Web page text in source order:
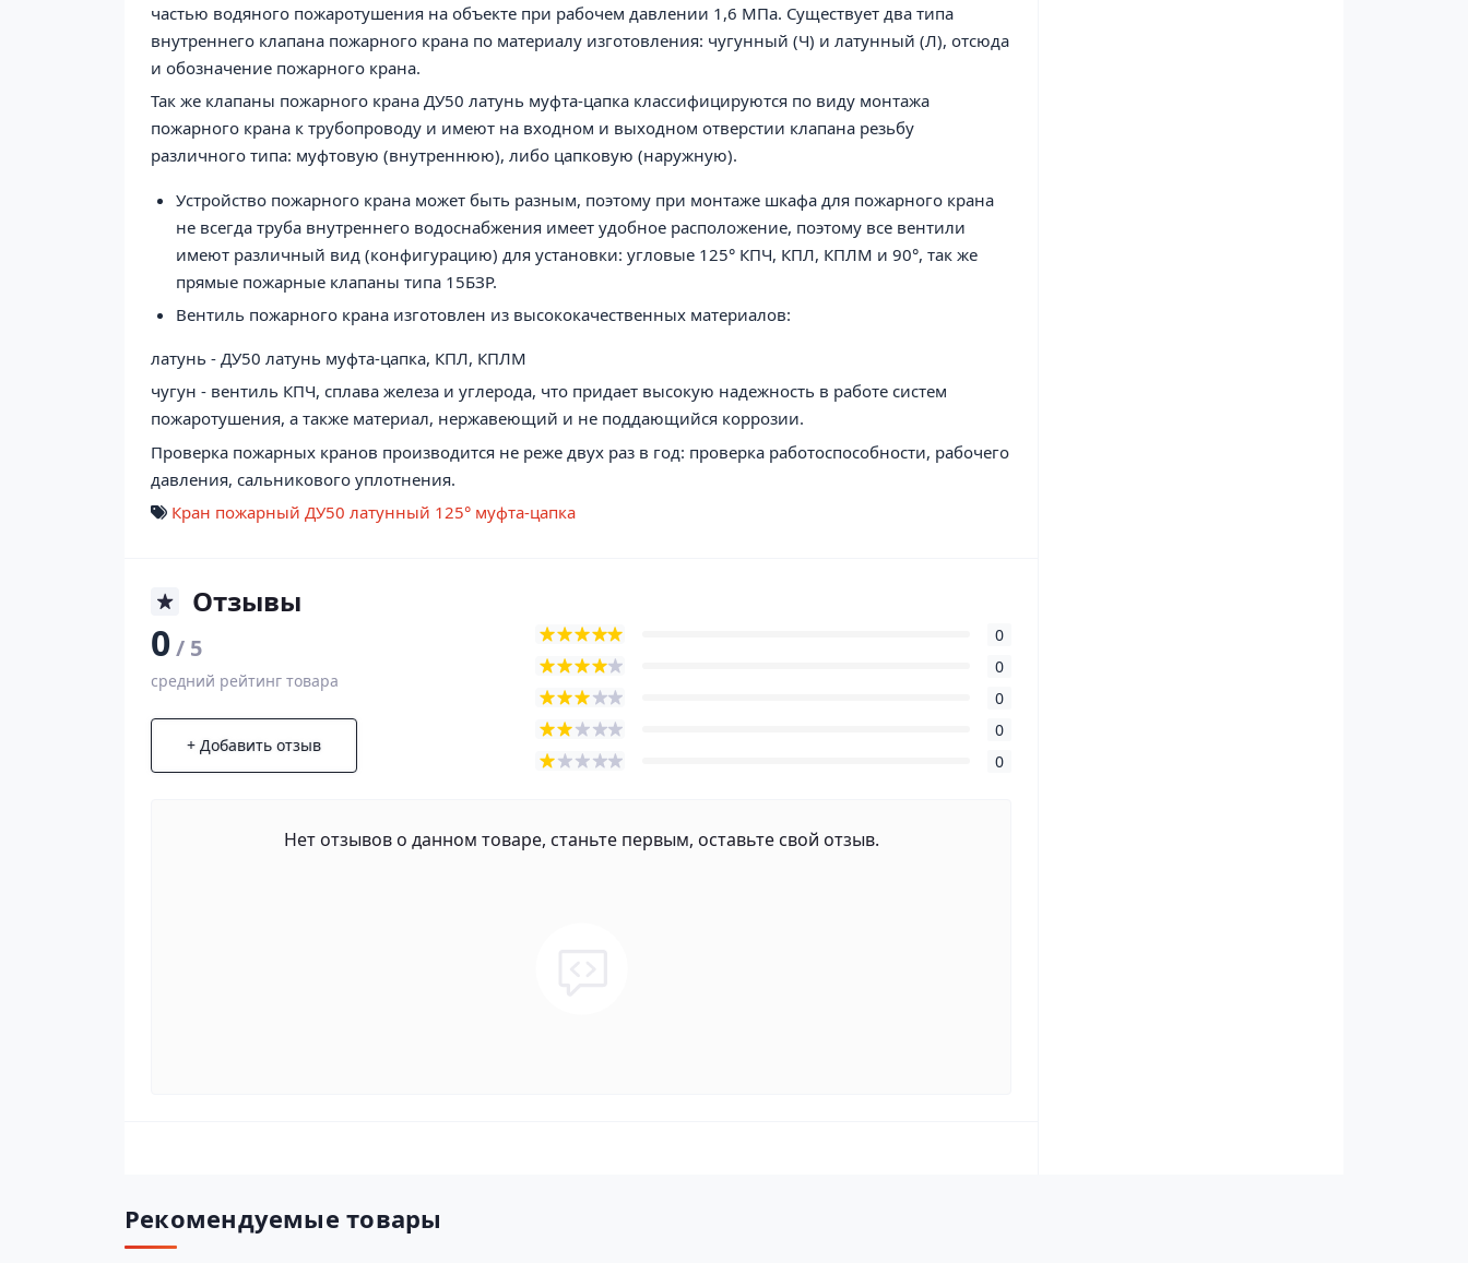
частью водяного пожаротушения на объекте при рабочем давлении 1,6 МПа. Существует два типа
внутреннего клапана пожарного крана по материалу изготовления: чугунный (Ч) и латунный (Л), отсюда
и обозначение пожарного крана.
Так же клапаны пожарного крана ДУ50 латунь муфта-цапка классифицируются по виду монтажа
пожарного крана к трубопроводу и имеют на входном и выходном отверстии клапана резьбу
различного типа: муфтовую (внутреннюю), либо цапковую (наружную).
Устройство пожарного крана может быть разным, поэтому при монтаже шкафа для пожарного крана
не всегда труба внутреннего водоснабжения имеет удобное расположение, поэтому все вентили
имеют различный вид (конфигурацию) для установки: угловые 125° КПЧ, КПЛ, КПЛМ и 90°, так же
прямые пожарные клапаны типа 15БЗР.
Вентиль пожарного крана изготовлен из высококачественных материалов:
латунь - ДУ50 латунь муфта-цапка, КПЛ, КПЛМ
чугун - вентиль КПЧ, сплава железа и углерода, что придает высокую надежность в работе систем
пожаротушения, а также материал, нержавеющий и не поддающийся коррозии.
Проверка пожарных кранов производится не реже двух раз в год: проверка работоспособности, рабочего
давления, сальникового уплотнения.
Кран пожарный ДУ50 латунный 125° муфта-цапка
Отзывы
0/ 5
средний рейтинг товара
+ Добавить отзыв
0
0
0
0
0
Нет отзывов о данном товаре, станьте первым, оставьте свой отзыв.
Рекомендуемые товары